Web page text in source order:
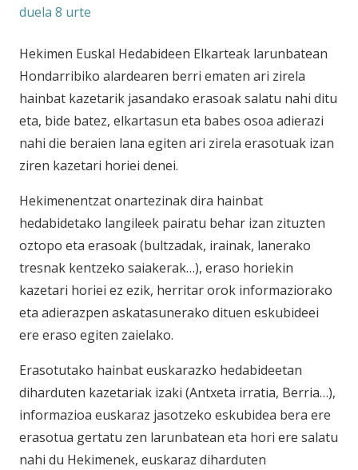
duela 8 urte
Hekimen Euskal Hedabideen Elkarteak larunbatean
Hondarribiko alardearen berri ematen ari zirela
hainbat kazetarik jasandako erasoak salatu nahi ditu
eta, bide batez, elkartasun eta babes osoa adierazi
nahi die beraien lana egiten ari zirela erasotuak izan
ziren kazetari horiei denei.
Hekimenentzat onartezinak dira hainbat
hedabidetako langileek pairatu behar izan zituzten
oztopo eta erasoak (bultzadak, irainak, lanerako
tresnak kentzeko saiakerak…), eraso horiekin
kazetari horiei ez ezik, herritar orok informaziorako
eta adierazpen askatasunerako dituen eskubideei
ere eraso egiten zaielako.
Erasotutako hainbat euskarazko hedabideetan
diharduten kazetariak izaki (Antxeta irratia, Berria…),
informazioa euskaraz jasotzeko eskubidea bera ere
erasotua gertatu zen larunbatean eta hori ere salatu
nahi du Hekimenek, euskaraz diharduten